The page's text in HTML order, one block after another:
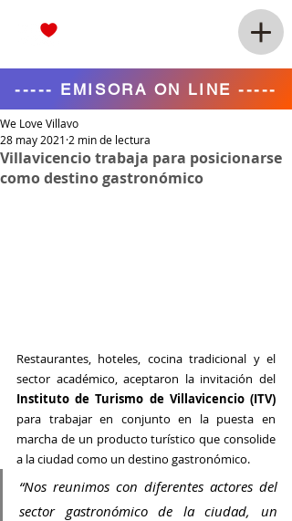
----- EMISORA ON LINE -----
Villavicencio trabaja para posicionarse
como destino gastronómico
We Love Villavo
28 may 2021 2 min de lectura
Restaurantes, hoteles, cocina tradicional y el
para trabajar en conjunto en la puesta en
marcha de un producto turístico que consolide
a la ciudad como un destino gastronómico.
“Nos reunimos con diferentes actores del
sector gastronómico de la ciudad, un